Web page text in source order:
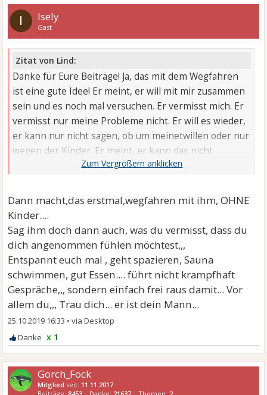
I Isely
Gast
Zitat von Lind:
Danke für Eure Beiträge! Ja, das mit dem Wegfahren
ist eine gute Idee! Er meint, er will mit mir zusammen
sein und es noch mal versuchen. Er vermisst mich. Er
vermisst nur meine Probleme nicht. Er will es wieder,
er kann nur nicht sagen, ob um meinetwillen oder nur
wegen der Kinder. Er meint, er kann das nicht
trennen. Er glaubt, die Gefühle sind noch da, nur
weil ich dann vielleicht wieder nicht so genommen
werde, wie ich bin und das mir langfristig wieder
dieses innere unglückliche Gefühl wächst und ich mich
selber wieder klein mache ... außerdem habe ich ja
durch meine Affäre erfahren, was es heißt, sich
angenommen zu fühlen ... Ich würde immer
vergleichen und mein AM vermissen.....
Dann macht,das erstmal,wegfahren mit ihm, OHNE
Kinder....
Sag ihm doch dann auch, was du vermisst, dass du
dich angenommen fühlen möchtest,,,
Entspannt euch mal , geht spazieren, Sauna
schwimmen, gut Essen.... führt nicht krampfhaft
Gespräche,,, sondern einfach frei raus damit... Vor
allem du,,, Trau dich... er ist dein Mann...
25.10.2019 16:33 •
x 1
Gorch_Fock
Mitglied seit: 11.11.2017